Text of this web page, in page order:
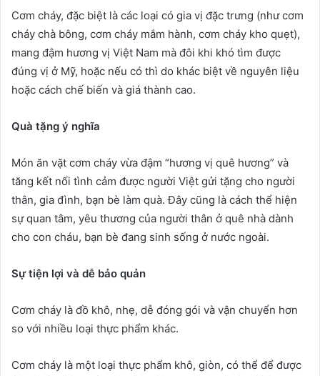
Cơm cháy, đặc biệt là các loại có gia vị đặc trưng (như cơm
cháy chà bông, cơm cháy mắm hành, cơm cháy kho quẹt),
mang đậm hương vị Việt Nam mà đôi khi khó tìm được
đúng vị ở Mỹ, hoặc nếu có thì do khác biệt về nguyên liệu
hoặc cách chế biến và giá thành cao.
Quà tặng ý nghĩa
Món ăn vặt cơm cháy vừa đậm “hương vị quê hương” và
tăng kết nối tình cảm được người Việt gửi tặng cho người
thân, gia đình, bạn bè làm quà. Đây cũng là cách thể hiện
sự quan tâm, yêu thương của người thân ở quê nhà dành
cho con cháu, bạn bè đang sinh sống ở nước ngoài.
Sự tiện lợi và dễ bảo quản
Cơm cháy là đồ khô, nhẹ, dễ đóng gói và vận chuyển hơn
so với nhiều loại thực phẩm khác.
Cơm cháy là một loại thực phẩm khô, giòn, có thể để được